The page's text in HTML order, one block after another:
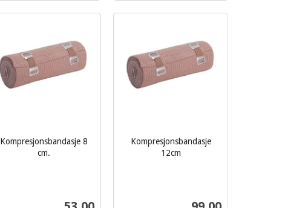
Kompresjonsbandasje 8
cm.
Kompresjonsbandasje
12cm